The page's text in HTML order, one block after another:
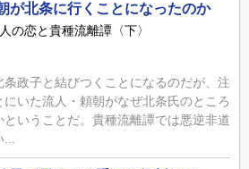
が北条に行くことになったのか
の恋と貴種流離譚〈下〉
政子と結びつくことになるのだが、注
いた流人・頼朝がなぜ北条氏のところ
いうことだ。貴種流離譚では悪逆非道